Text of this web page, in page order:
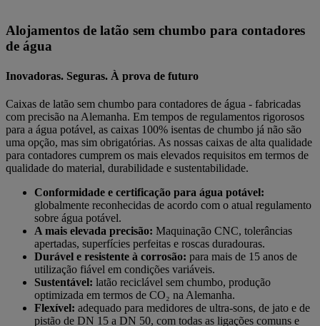
Alojamentos de latão sem chumbo para contadores
de água
Inovadoras. Seguras. À prova de futuro
Caixas de latão sem chumbo para contadores de água - fabricadas
com precisão na Alemanha. Em tempos de regulamentos rigorosos
para a água potável, as caixas 100% isentas de chumbo já não são
uma opção, mas sim obrigatórias. As nossas caixas de alta qualidade
para contadores cumprem os mais elevados requisitos em termos de
qualidade do material, durabilidade e sustentabilidade.
Conformidade e certificação para água potável:
globalmente reconhecidas de acordo com o atual regulamento
sobre água potável.
A mais elevada precisão: Maquinação CNC, tolerâncias
apertadas, superfícies perfeitas e roscas duradouras.
Durável e resistente à corrosão: para mais de 15 anos de
utilização fiável em condições variáveis.
Sustentável: latão reciclável sem chumbo, produção
optimizada em termos de CO₂ na Alemanha.
Flexível: adequado para medidores de ultra-sons, de jato e de
pistão de DN 15 a DN 50, com todas as ligações comuns e